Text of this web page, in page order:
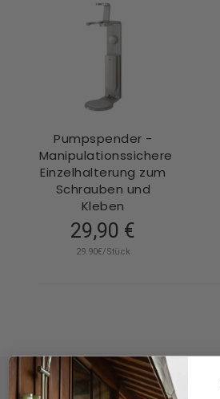
Pumpspender -
Manipulationssichere
Einzelhalterung zum
Schrauben und
Kleben
29,90 €
29.90€/Stück